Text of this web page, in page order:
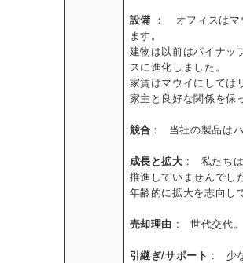
設備 ： オフィスはマ
ます。
建物は以前はパイナッ
スに進化しました。
家賃はマウイにしては
家主と良好な関係を保
競合 : 当社の製品はハ
成長と拡大 : 私たちは
推進していませんでし
年齢的に拡大を志向し
売却理由 : 世代交代。
引継ぎ/サポート : 少な